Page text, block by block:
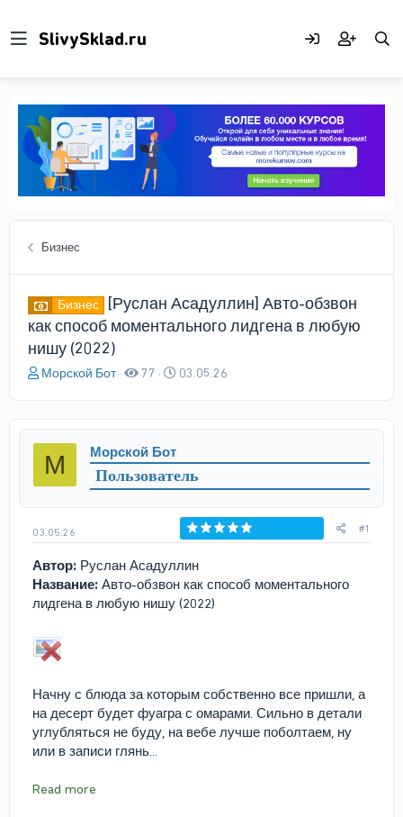
Бизнес
Бизнес
[Руслан Асадуллин] Авто-обзвон
как способ моментального лидгена в любую
нишу (2022)
А
о
р
е
ы
Морской Бот 77
Д
а
ч
а
л
03.05.26
М Морской Бот
Пользователь
03.05.26
Голосов: 0
#1
Автор: Руслан Асадуллин
Название: Авто-обзвон как способ моментального
лидгена в любую нишу (2022)
Начну с блюда за которым собственно все пришли, а
на десерт будет фуагра с омарами. Сильно в детали
углубляться не буду, на вебе лучше поболтаем, ну
или в записи глянь...
Read more